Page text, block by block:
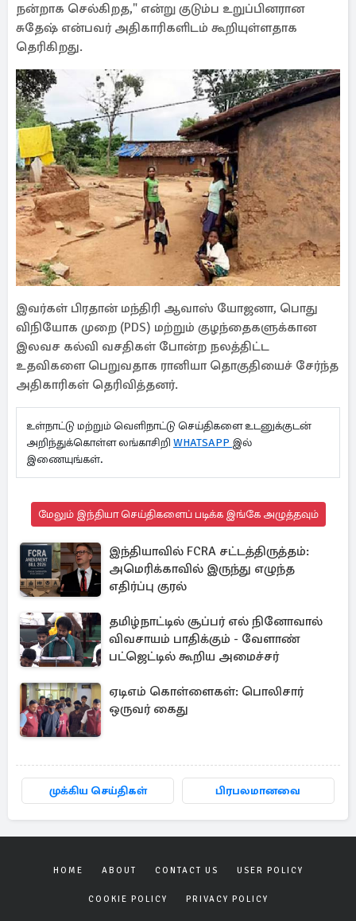
நன்றாக செல்கிறத," என்று குடும்ப உறுப்பினரான
சுதேஷ் என்பவர் அதிகாரிகளிடம் கூறியுள்ளதாக
தெரிகிறது.
இவர்கள் பிரதான் மந்திரி ஆவாஸ் யோஜனா, பொது
விநியோக முறை (PDS) மற்றும் குழந்தைகளுக்கான
இலவச கல்வி வசதிகள் போன்ற நலத்திட்ட
உதவிகளை பெறுவதாக ரானியா தொகுதியைச் சேர்ந்த
அதிகாரிகள் தெரிவித்தனர்.
உள்நாட்டு மற்றும் வெளிநாட்டு செய்திகளை உடனுக்குடன்
அறிந்துக்கொள்ள லங்காசிறி WHATSAPP இல்
இணையுங்கள்.
மேலும் இந்தியா செய்திகளைப் படிக்க இங்கே அழுத்தவும்
இந்தியாவில் FCRA சட்டத்திருத்தம்:
அமெரிக்காவில் இருந்து எழுந்த
எதிர்ப்பு குரல்
தமிழ்நாட்டில் சூப்பர் எல் நினோவால்
விவசாயம் பாதிக்கும் - வேளாண்
பட்ஜெட்டில் கூறிய அமைச்சர்
ஏடிஎம் கொள்ளைகள்: பொலிசார்
ஒருவர் கைது
முக்கிய செய்திகள் பிரபலமானவை
HOME ABOUT CONTACT US USER POLICY
COOKIE POLICY PRIVACY POLICY